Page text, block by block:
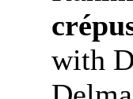
with